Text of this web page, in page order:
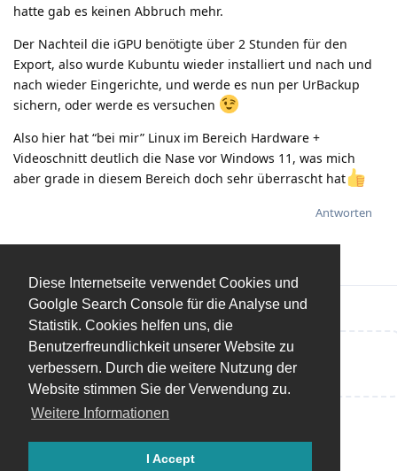
Diese Internetseite verwendet Cookies und
Goolgle Search Console für die Analyse und
Statistik. Cookies helfen uns, die
Benutzerfreundlichkeit unserer Website zu
verbessern. Durch die weitere Nutzung der
Website stimmen Sie der Verwendung zu.
Weitere Informationen
I Accept
hatte gab es keinen Abbruch mehr.
Der Nachteil die iGPU benötigte über 2 Stunden für den
Export, also wurde Kubuntu wieder installiert und nach und
nach wieder Eingerichte, und werde es nun per UrBackup
sichern, oder werde es versuchen
Also hier hat “bei mir” Linux im Bereich Hardware +
Videoschnitt deutlich die Nase vor Windows 11, was mich
aber grade in diesem Bereich doch sehr überrascht hat
Antworten
Eine Antwort schreiben…